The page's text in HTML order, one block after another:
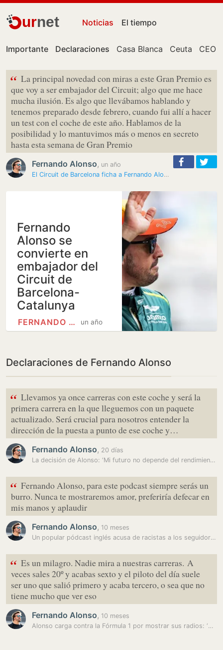
urnet Noticias El tiempo
Importante Declaraciones Casa Blanca Ceuta CEO
“ La principal novedad con miras a este Gran Premio es
que voy a ser embajador del Circuit; algo que me hace
mucha ilusión. Es algo que llevábamos hablando y
tenemos preparado desde febrero, cuando fui allí a hacer
un test con el coche de este año. Hablamos de la
posibilidad y lo mantuvimos más o menos en secreto
hasta esta semana de Gran Premio
Fernando Alonso, un año
El Circuit de Barcelona ficha a Fernando Alonso para plantar cara a…
Fernando
Alonso se
convierte en
embajador del
Circuit de
Barcelona-
Catalunya
un año
FERNANDO ALONSO
Declaraciones de Fernando Alonso
“ Llevamos ya once carreras con este coche y será la
primera carrera en la que lleguemos con un paquete
actualizado. Será crucial para nosotros entender la
dirección de la puesta a punto de ese coche y…
Fernando Alonso, 20 días
La decisión de Alonso: ‘Mi futuro no depende del rendimiento este año’
“ Fernando Alonso, para este podcast siempre serás un
burro. Nunca te mostraremos amor, preferiría defecar en
mis manos y aplaudir
Fernando Alonso, 10 meses
Un popular pódcast inglés acusa de racistas a los seguidores de…
“ Es un milagro. Nadie mira a nuestras carreras. A
veces sales 20º y acabas sexto y el piloto del día suele
ser uno que salió primero y acaba tercero, o sea que no
tiene mucho que ver eso
Fernando Alonso, 10 meses
Alonso carga contra la Fórmula 1 por mostrar sus radios: ‘Es hora de…